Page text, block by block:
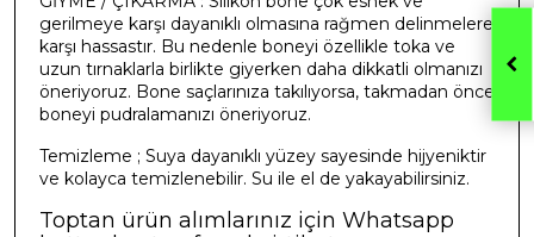
gerilmeye karşı dayanıklı olmasına rağmen delinmelere
karşı hassastır. Bu nedenle boneyi özellikle toka ve
uzun tırnaklarla birlikte giyerken daha dikkatli olmanızı
öneriyoruz. Bone saçlarınıza takılıyorsa, takmadan önce
boneyi pudralamanızı öneriyoruz.
Temizleme ; Suya dayanıklı yüzey sayesinde hijyeniktir
ve kolayca temizlenebilir. Su ile el de yakayabilirsiniz.
Toptan ürün alımlarınız için Whatsapp